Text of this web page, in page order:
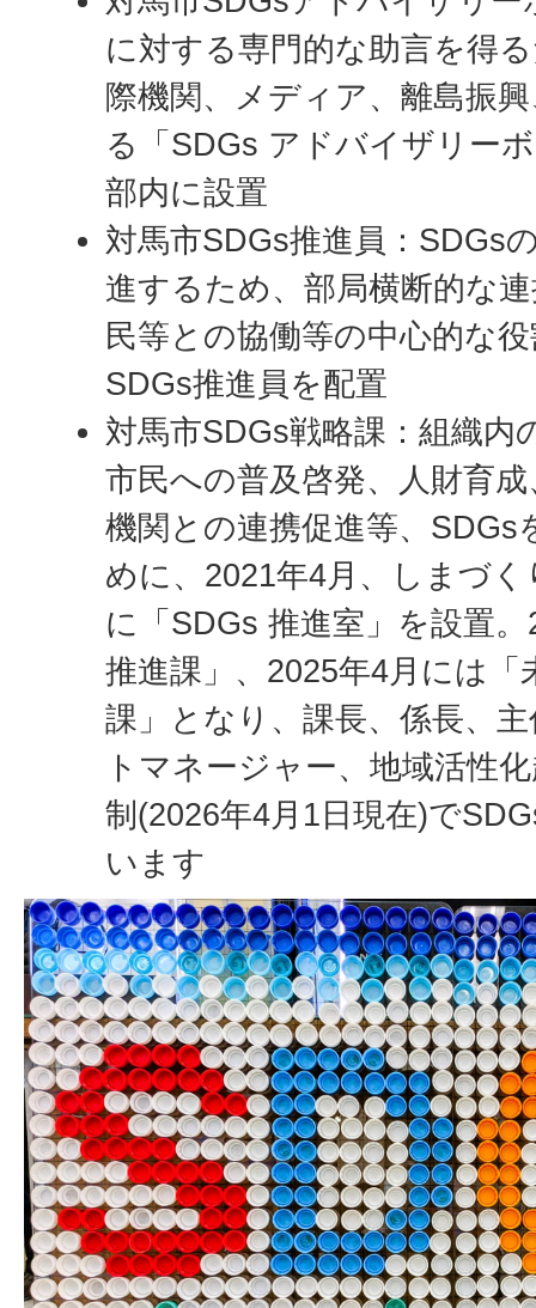
に対する専門的な助言を得
際機関、メディア、離島振
る「SDGs アドバイザリー
部内に設置
対馬市SDGs推進員：SDGs
進するため、部局横断的な
民等との協働等の中心的な
SDGs推進員を配置
対馬市SDGs戦略課：組織内
市民への普及啓発、人財育
機関との連携促進等、SDGs
めに、2021年4月、しまづ
に「SDGs 推進室」を設置
推進課」、2025年4月には「
課」となり、課長、係長、
トマネージャー、地域活性
制(2026年4月1日現在)で
います